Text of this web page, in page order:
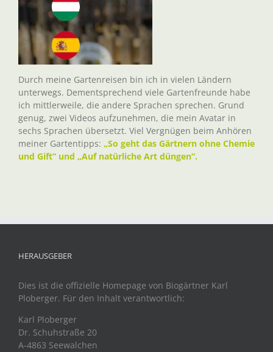
Durch meine Gartenreisen bin ich in vielen Ländern
unterwegs. Dementsprechend viele Gartenfreunde habe
ich mittlerweile, die andere Sprachen sprechen. Grund
genug, zwei Videos aufzunehmen, die mein Avatar in
sechs Sprachen übersetzt. Viel Vergnügen beim Anhören
meiner Gartentipps: „So geht das Gärtnern ohne Chemie
und Gift“ und „Auf natürliche Art düngen“.
HERAUSGEBER
Dies ist die offizielle Homepage von Biogärtner Karl
Ploberger. Für den Inhalt verantwortlich:
Karl Ploberger
Dr. Schuhstraße 20
A-4863 Seewalchen